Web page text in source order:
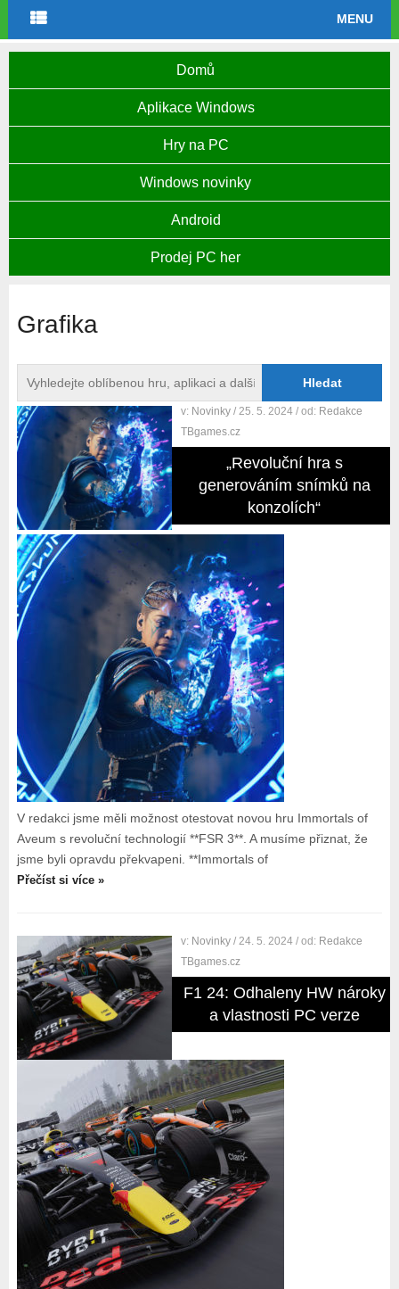
MENU
Domů
Aplikace Windows
Hry na PC
Windows novinky
Android
Prodej PC her
Grafika
v: Novinky / 25. 5. 2024 / od: Redakce
TBgames.cz
„Revoluční hra s
generováním snímků na
konzolích“
V redakci jsme měli možnost otestovat novou hru Immortals of
Aveum s revoluční technologií **FSR 3**. A musíme přiznat, že
jsme byli opravdu překvapeni. **Immortals of
Přečíst si více »
v: Novinky / 24. 5. 2024 / od: Redakce
TBgames.cz
F1 24: Odhaleny HW nároky
a vlastnosti PC verze